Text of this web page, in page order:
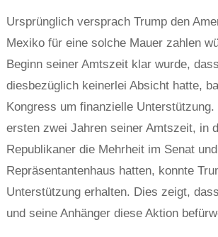
Ursprünglich versprach Trump den
Mexiko für eine solche Mauer zahlen
Beginn seiner Amtszeit klar wurde,
diesbezüglich keinerlei Absicht hatte,
Kongress um finanzielle Unterstützung.
ersten zwei Jahren seiner Amtszeit, in
Republikaner die Mehrheit im Senat und
Repräsentantenhaus hatten, konnte
Unterstützung erhalten. Dies zeigt,
und seine Anhänger diese Aktion